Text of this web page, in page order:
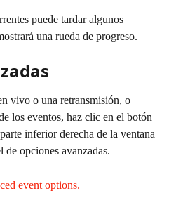
puede tardar algunos
una rueda de progreso.
vivo o una retransmisión, o
los eventos, haz clic en el botón
inferior derecha de la ventana
de opciones avanzadas.